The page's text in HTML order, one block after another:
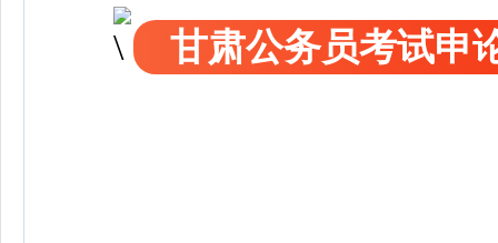
甘肃公务员考试申